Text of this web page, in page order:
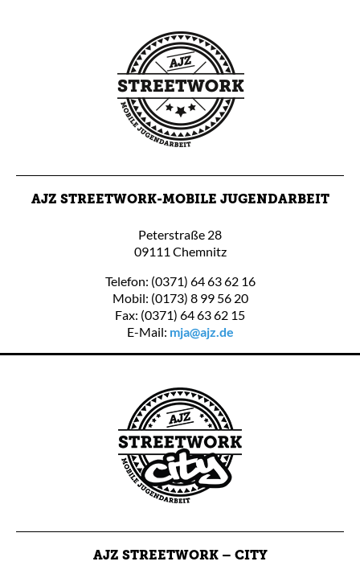
AJZ STREETWORK-MOBILE JUGENDARBEIT
Peterstraße 28
09111 Chemnitz
Telefon: (0371) 64 63 62 16
Mobil: (0173) 8 99 56 20
Fax: (0371) 64 63 62 15
E-Mail: mja@ajz.de
AJZ STREETWORK – CITY